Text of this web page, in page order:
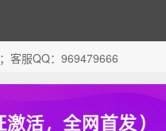
；客服QQ：969479666